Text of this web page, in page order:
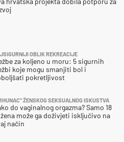
OBLIK REKREACIJE
za koljeno u moru: 5 sigurnih
koje mogu smanjiti bol i
pokretljivost
ŽENSKOG SEKSUALNOG ISKUSTVA
do vaginalnog orgazma? Samo 18
može ga doživjeti isključivo na
način